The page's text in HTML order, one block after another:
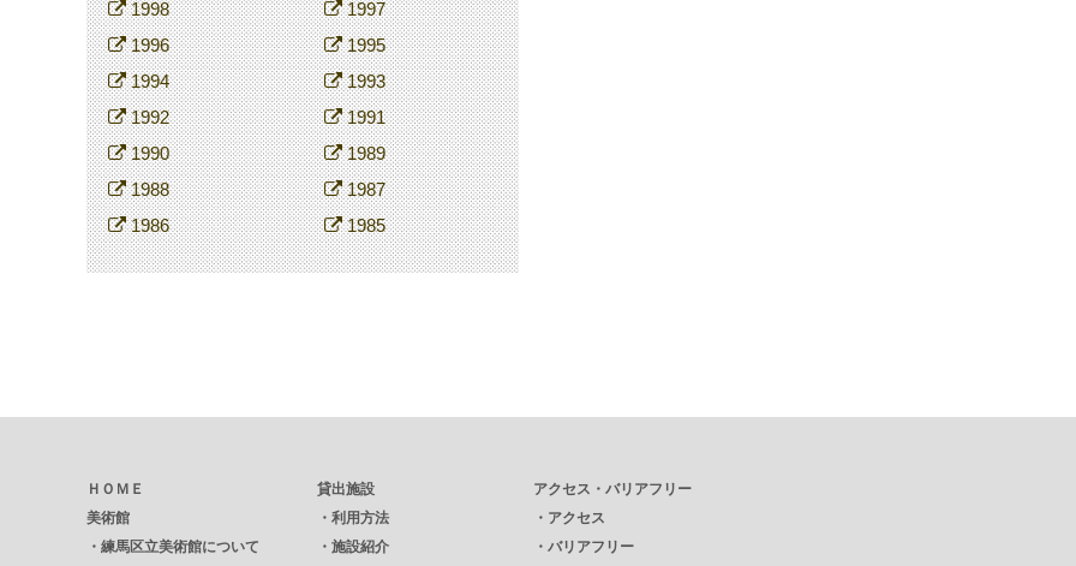
1998
1997
1996
1995
1994
1993
1992
1991
1990
1989
1988
1987
1986
1985
ＨＯＭＥ
美術館
・ 練馬区立美術館について
貸出施設
・ 利用方法
・ 施設紹介
アクセス・バリアフリー
・ アクセス
・ バリアフリー